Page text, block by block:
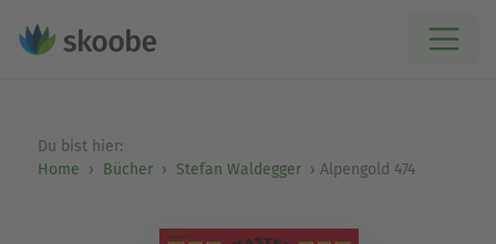
Du bist hier:
Home
Bücher Stefan Waldegger Alpengold 474